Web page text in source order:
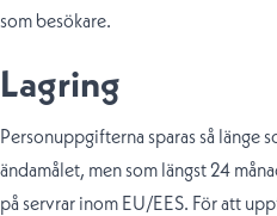
som besökare.
Lagring
Personuppgifterna sparas så länge
ändamålet, men som längst24
på servrar inom EU/EES. För att